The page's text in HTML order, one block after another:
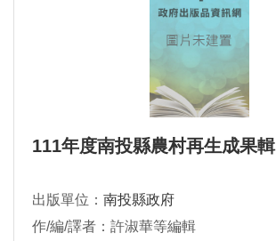
111年度南投縣農村再生成果輯
出版單位： 南投縣政府
作/編/譯者：許淑華等編輯